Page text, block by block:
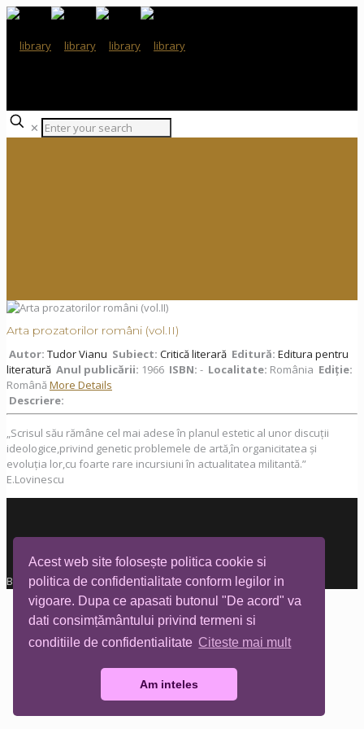
Acest web site folosește politica cookie si
politica de confidentialitate conform legilor in
vigoare. Dupa ce apasati butonul "De acord" va
dati consimțământului privind termeni si
conditiile de confidentialitate Citeste mai mult
Am inteles
✕
Arta prozatorilor români (vol.II)
Autor: Tudor Vianu Subiect: Critică literară Editură: Editura pentru
literatură Anul publicării: 1966 ISBN: - Localitate: România Ediţie:
Română More Details
Descriere:
„Scrisul său rămâne cel mai adese în planul estetic al unor discuții
ideologice,privind genetic problemele de artă,în organicitatea și
evoluția lor,cu foarte rare incursiuni în actualitatea militantă.”
E.Lovinescu
Biblioteca Tia Mare © All rights reserved